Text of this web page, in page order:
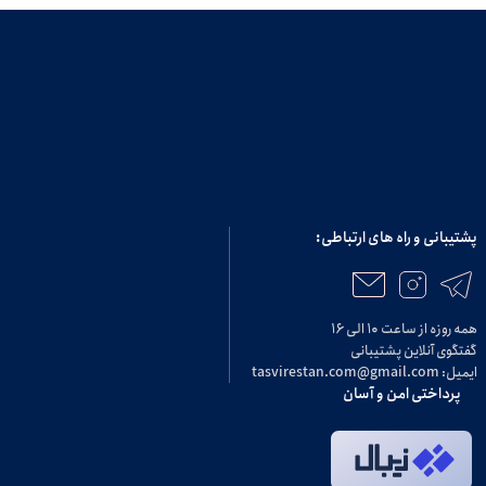
پشتیبانی و راه های ارتباطی:
همه روزه از ساعت ۱۰ الی ۱۶
گفتگوی آنلاین پشتیبانی
ایمیل: tasvirestan.com@gmail.com
پرداختی امن و آسان